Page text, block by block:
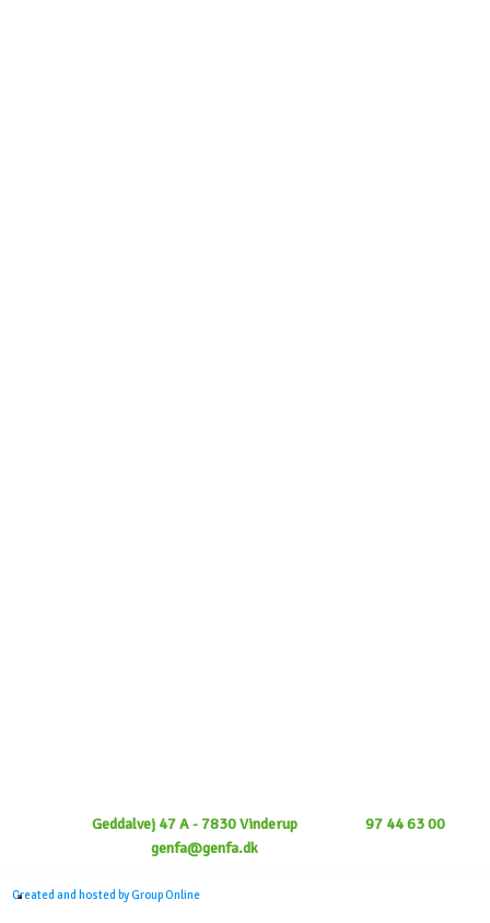
Geddalvej 47 A - 7830 Vinderup 97 44 63 00
genfa@genfa.dk- CVR: 28878176
Created and hosted by Group Online